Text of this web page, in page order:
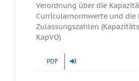
Verordnung über die
Curricularnormwerte und die
Zulassungszahlen
KapVO)
PDF